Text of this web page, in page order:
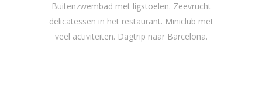
Buitenzwembad met ligstoelen. Zeevrucht
delicatessen in het restaurant. Miniclub met
veel activiteiten. Dagtrip naar Barcelona.